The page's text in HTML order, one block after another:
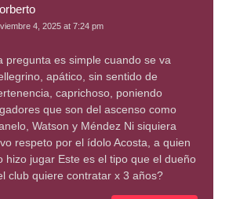
4, 2025 at 7:24 pm
pregunta es simple cuando se va
apático, sin sentido de
caprichoso, poniendo
que son del ascenso como
Watson y Méndez Ni siquiera
respeto por el ídolo Acosta, a quien
hizo jugar Este es el tipo que el dueño
club quiere contratar x 3 años?